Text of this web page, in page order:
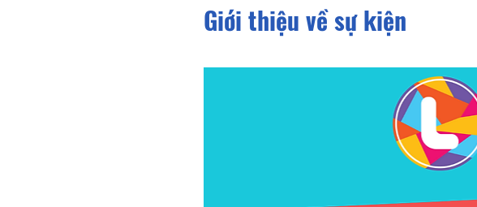
Giới thiệu về sự kiện